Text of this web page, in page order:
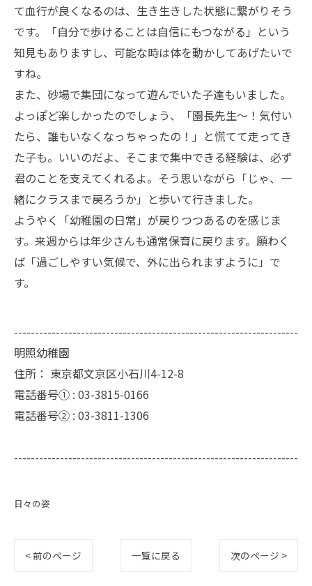
て血行が良くなるのは、生き生きした状態に繋がりそう
です。「自分で歩けることは自信にもつながる」という
知見もありますし、可能な時は体を動かしてあげたいで
すね。
また、砂場で集団になって遊んでいた子達もいました。
よっぽど楽しかったのでしょう、「園長先生〜！気付い
たら、誰もいなくなっちゃったの！」と慌てて走ってき
た子も。いいのだよ、そこまで集中できる経験は、必ず
君のことを支えてくれるよ。そう思いながら「じゃ、一
緒にクラスまで戻ろうか」と歩いて行きました。
ようやく「幼稚園の日常」が戻りつつあるのを感じま
す。来週からは年少さんも通常保育に戻ります。願わく
ば「過ごしやすい気候で、外に出られますように」で
す。
--------------------------------------------------------------------
明照幼稚園
住所： 東京都文京区小石川4-12-8
電話番号① : 03-3815-0166
電話番号② : 03-3811-1306
--------------------------------------------------------------------
日々の姿
< 前のページ 一覧に戻る 次のページ >